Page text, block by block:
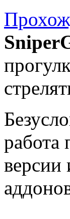
работа
версии